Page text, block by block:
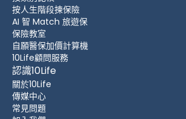
按人生階段揀保險
AI 智 Match 旅遊保
保險教室
自願醫保加價計算機
10Life顧問服務
認識10Life
關於10Life
傳媒中心
常見問題